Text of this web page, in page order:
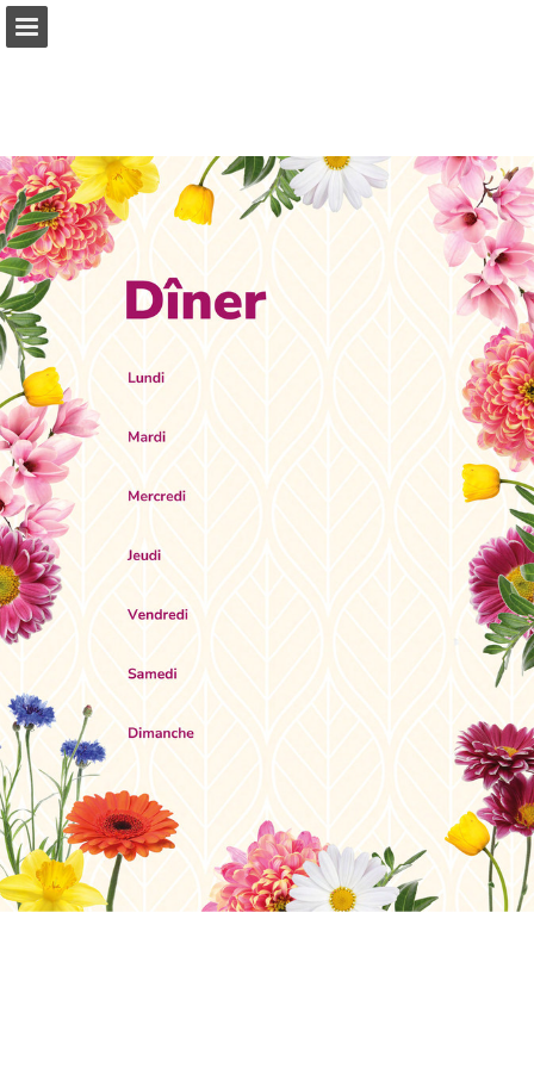
Plein écran
Télécharger le PDF
Rechercher
Voir la politique de confidentialité
Publication du rapport